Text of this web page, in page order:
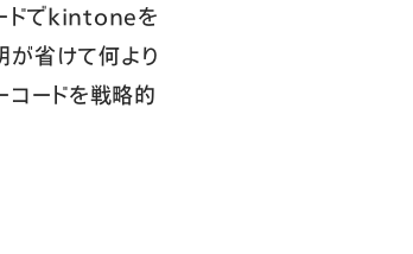
ードでkintoneを
が省けて何より
コードを戦略的